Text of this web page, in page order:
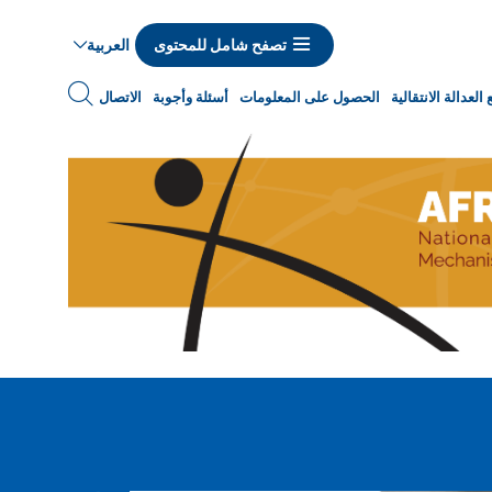
تصفح شامل للمحتوى العربية
الانتقالية الحصول على المعلومات أسئلة وأجوبة الاتصال